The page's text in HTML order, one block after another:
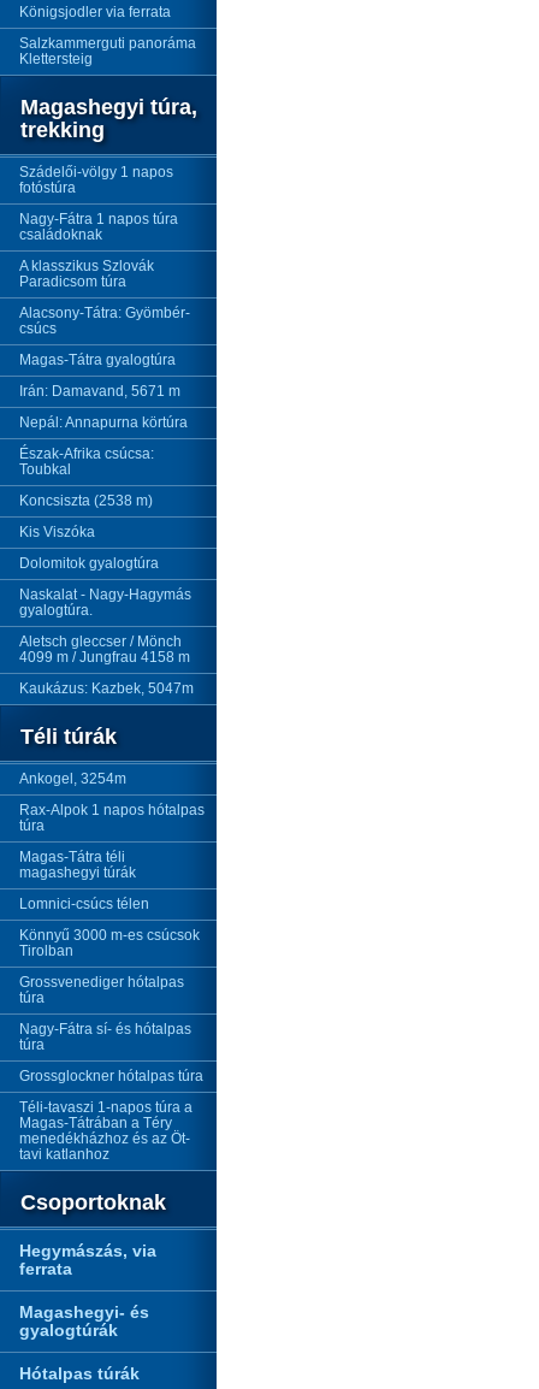
Königsjodler via ferrata
Salzkammerguti panoráma
Klettersteig
Magashegyi túra,
trekking
Szádelői-völgy 1 napos
fotóstúra
Nagy-Fátra 1 napos túra
családoknak
A klasszikus Szlovák
Paradicsom túra
Alacsony-Tátra: Gyömbér-
csúcs
Magas-Tátra gyalogtúra
Irán: Damavand, 5671 m
Nepál: Annapurna körtúra
Észak-Afrika csúcsa:
Toubkal
Koncsiszta (2538 m)
Kis Viszóka
Dolomitok gyalogtúra
Naskalat - Nagy-Hagymás
gyalogtúra.
Aletsch gleccser / Mönch
4099 m / Jungfrau 4158 m
Kaukázus: Kazbek, 5047m
Téli túrák
Ankogel, 3254m
Rax-Alpok 1 napos hótalpas
túra
Magas-Tátra téli
magashegyi túrák
Lomnici-csúcs télen
Könnyű 3000 m-es csúcsok
Tirolban
Grossvenediger hótalpas
túra
Nagy-Fátra sí- és hótalpas
túra
Grossglockner hótalpas túra
Téli-tavaszi 1-napos túra a
Magas-Tátrában a Téry
menedékházhoz és az Öt-
tavi katlanhoz
Csoportoknak
Hegymászás, via
ferrata
Magashegyi- és
gyalogtúrák
Hótalpas túrák